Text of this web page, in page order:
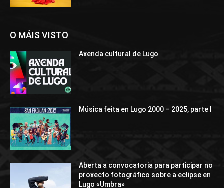
O MÁIS VISTO
Axenda cultural de Lugo
Música feita en Lugo 2000 – 2025, parte I
Aberta a convocatoria para participar no
proxecto fotográfico sobre a eclipse en
Lugo «Umbra»